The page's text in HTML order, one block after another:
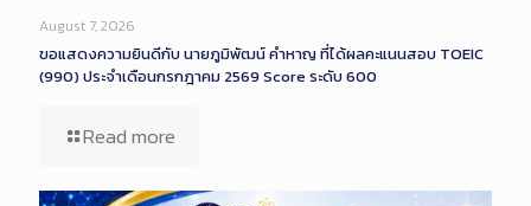
August 7, 2026
ขอแสดงความยินดีกับ นายภูมิพัฒน์ คำหาญ ที่ได้ผลคะแนนสอบ TOEIC
(990) ประจำเดือนกรกฎาคม 2569 Score ระดับ 600
Read more